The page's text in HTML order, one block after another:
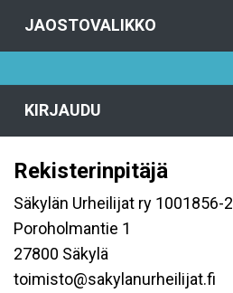
JAOSTOVALIKKO
KIRJAUDU
Rekisterinpitäjä
Säkylän Urheilijat ry 1001856-2
Poroholmantie 1
27800 Säkylä
toimisto@sakylanurheilijat.fi